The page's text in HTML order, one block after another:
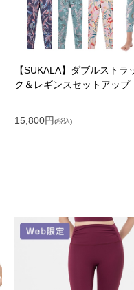
【SUKALA】ダブルストラ
ク＆レギンスセットアップ
15,800円(税込)